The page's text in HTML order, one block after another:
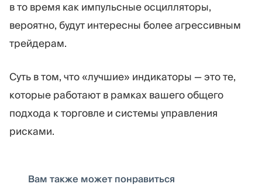
в то время как импульсные осцилляторы,
вероятно, будут интересны более агрессивным
трейдерам.
Суть в том, что «лучшие» индикаторы — это те,
которые работают в рамках вашего общего
подхода к торговле и системы управления
рисками.
Вам также может понравиться